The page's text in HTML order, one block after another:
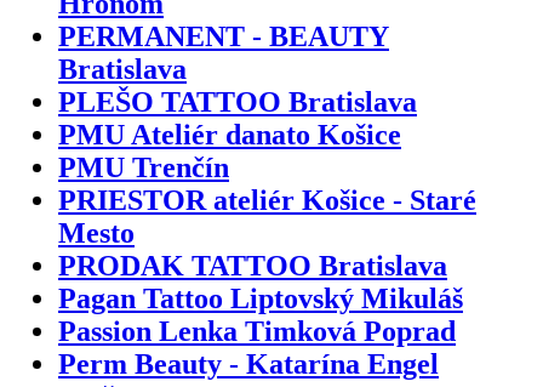
PERMANENT - BEAUTY
Bratislava
PLEŠO TATTOO Bratislava
PMU Ateliér danato Košice
PMU Trenčín
PRIESTOR ateliér Košice - Staré
Mesto
PRODAK TATTOO Bratislava
Pagan Tattoo Liptovský Mikuláš
Passion Lenka Timková Poprad
Perm Beauty - Katarína Engel